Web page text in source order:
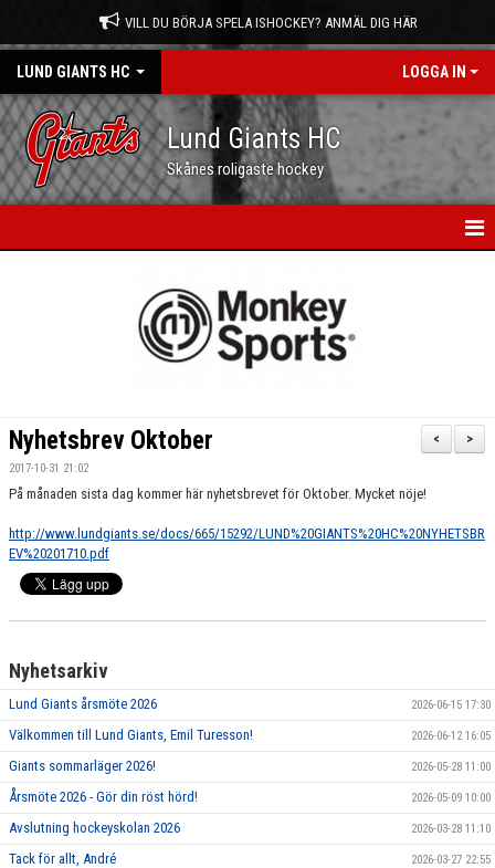
VILL DU BÖRJA SPELA ISHOCKEY? ANMÄL DIG HÄR
LUND GIANTS HC LOGGA IN
Lund Giants HC
Skånes roligaste hockey
OM OSS
MEDLEMSKAP
LUND GIANTS RÖDA TRÅD
KONTAKTA OSS
BOKNING
>
<
Nyhetsbrev Oktober
2017-10-31 21:02
På månaden sista dag kommer här nyhetsbrevet för Oktober. Mycket nöje!
http://www.lundgiants.se/docs/665/15292/LUND%20GIANTS%20HC%20NYHETSBR
EV%20201710.pdf
Nyhetsarkiv
Lund Giants årsmöte 2026 2026-06-15 17:30
Välkommen till Lund Giants, Emil Turesson! 2026-06-12 16:05
Giants sommarläger 2026! 2026-05-28 11:00
Årsmöte 2026 - Gör din röst hörd! 2026-05-09 10:00
Avslutning hockeyskolan 2026 2026-03-28 11:10
Tack för allt, André 2026-03-27 22:55